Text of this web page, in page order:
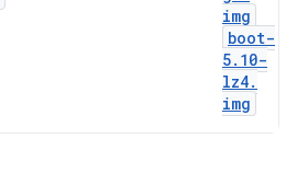
img
boot-
5. 10-
lz4.
img